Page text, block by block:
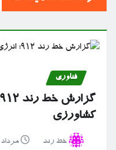
فناوری
کشاورزی
خط رند مرداد ۱۷, ۱۴۰۵